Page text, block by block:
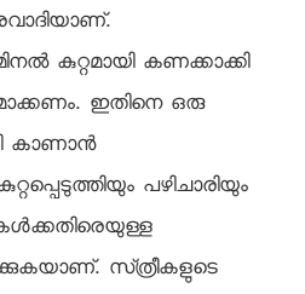
കുറ്റമായി കണക്കാക്കി
ഇതിനെ ഒരു
കാണാന്‍
പഴിചാരിയും
സ്‍ത്രീകളുടെ